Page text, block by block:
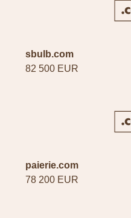
sbulb.com
82 500 EUR
paierie.com
78 200 EUR